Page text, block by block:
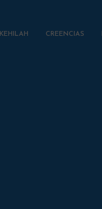
KEHILAH CREENCIAS